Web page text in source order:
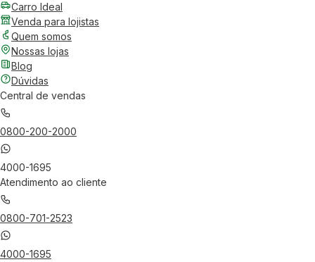
Carro Ideal
Venda para lojistas
Quem somos
Nossas lojas
Blog
Dúvidas
Central de vendas
0800-200-2000
4000-1695
Atendimento ao cliente
0800-701-2523
4000-1695